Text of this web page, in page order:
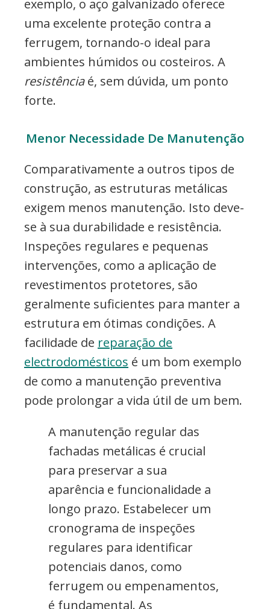
exemplo, o aço galvanizado oferece
uma excelente proteção contra a
ferrugem, tornando-o ideal para
ambientes húmidos ou costeiros. A
resistênciaé, sem dúvida, um ponto
forte.
Menor Necessidade De Manutenção
Comparativamente a outros tipos de
construção, as estruturas metálicas
exigem menos manutenção. Isto deve-
se à sua durabilidade e resistência.
Inspeções regulares e pequenas
intervenções, como a aplicação de
revestimentos protetores, são
geralmente suficientes para manter a
estrutura em ótimas condições. A
facilidade de reparação de
electrodomésticos é um bom exemplo
de como a manutenção preventiva
pode prolongar a vida útil de um bem.
A manutenção regular das
fachadas metálicas é crucial
para preservar a sua
aparência e funcionalidade a
longo prazo. Estabelecer um
cronograma de inspeções
regulares para identificar
potenciais danos, como
ferrugem ou empenamentos,
é fundamental. As